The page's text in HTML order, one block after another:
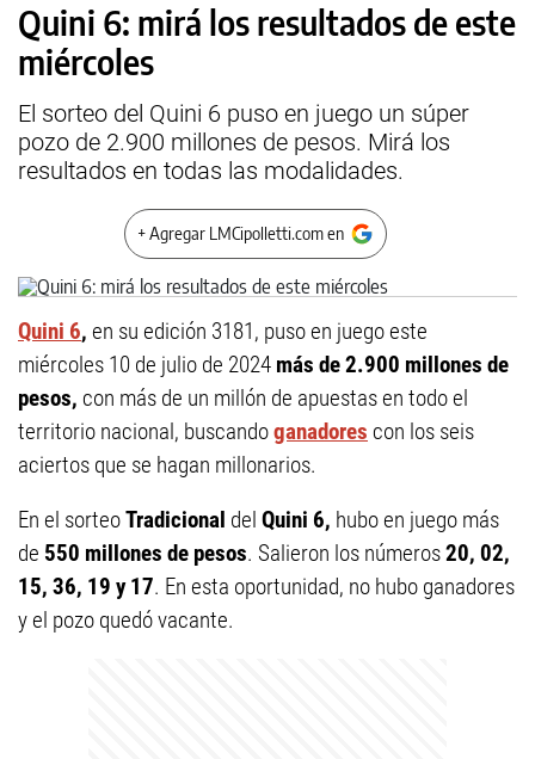
Quini 6: mirá los resultados de este
miércoles
El sorteo del Quini 6 puso en juego un súper
pozo de 2.900 millones de pesos. Mirá los
resultados en todas las modalidades.
+ Agregar LMCipolletti.com en
Quini 6, en su edición 3181, puso en juego este
miércoles 10 de julio de 2024 más de 2.900 millones de
pesos, con más de un millón de apuestas en todo el
territorio nacional, buscandoganadores con los seis
aciertos que se hagan millonarios.
En el sorteoTradicional del Quini 6, hubo en juego más
de 550 millones de pesos. Salieron los números20, 02,
15, 36, 19 y 17. En esta oportunidad, no hubo ganadores
y el pozo quedó vacante.